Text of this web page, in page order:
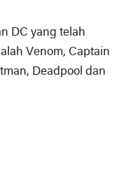
DC yang telah
Venom, Captain
Deadpool dan